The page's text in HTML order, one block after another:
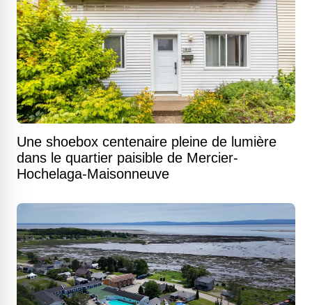
Une shoebox centenaire pleine de lumière
dans le quartier paisible de Mercier-
Hochelaga-Maisonneuve